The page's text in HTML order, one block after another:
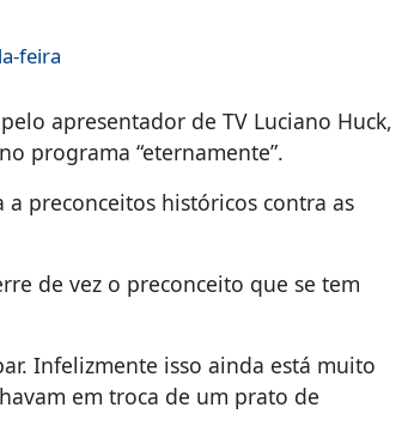
feira
apresentador de TV Luciano Huck,
programa “eternamente”.
a preconceitos históricos contra as
de vez o preconceito que se tem
Infelizmente isso ainda está muito
em troca de um prato de